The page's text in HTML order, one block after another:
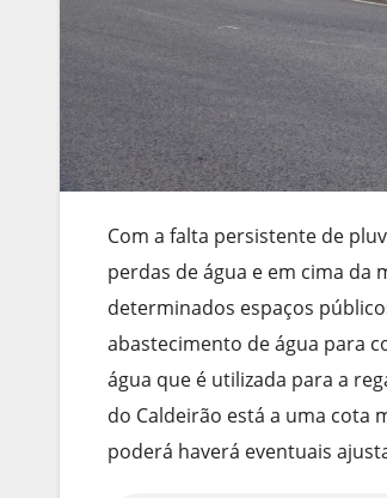
Com a falta persistente de
perdas de água e em cima da
determinados espaços
abastecimento de água para
água que é utilizada para a
do Caldeirão está a uma cota
poderá haverá eventuais